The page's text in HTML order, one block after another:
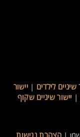
שיניים לילדים | יישור
| יישור שיניים שקוף